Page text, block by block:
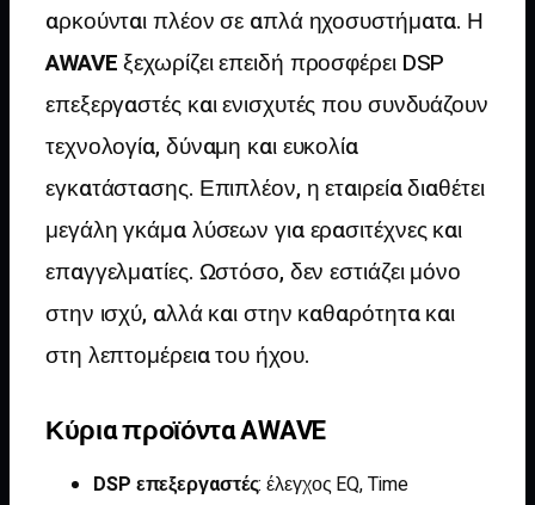
αρκούνται πλέον σε απλά ηχοσυστήματα. Η
AWAVEξεχωρίζει επειδή προσφέρει DSP
επεξεργαστές και ενισχυτές που συνδυάζουν
τεχνολογία, δύναμη και ευκολία
εγκατάστασης. Επιπλέον, η εταιρεία διαθέτει
μεγάλη γκάμα λύσεων για ερασιτέχνες και
επαγγελματίες. Ωστόσο, δεν εστιάζει μόνο
στην ισχύ, αλλά και στην καθαρότητα και
στη λεπτομέρεια του ήχου.
Κύρια προϊόντα AWAVE
DSP επεξεργαστές: έλεγχος EQ, Time